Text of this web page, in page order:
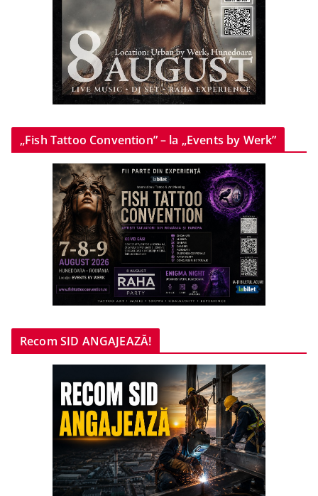
„Fish Tattoo Convention” – la „Events by Werk”
Recom SID ANGAJEAZĂ!